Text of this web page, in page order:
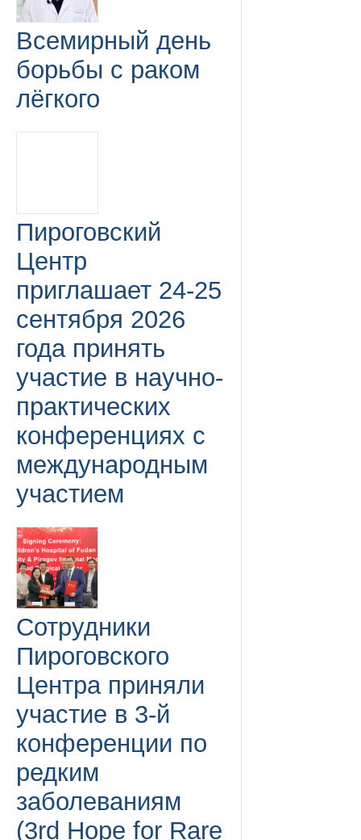
Всемирный день
борьбы с раком
лёгкого
Пироговский
Центр
приглашает 24-25
сентября 2026
года принять
участие в научно-
практических
конференциях с
международным
участием
Сотрудники
Пироговского
Центра приняли
участие в 3-й
конференции по
редким
заболеваниям
(3rd Hope for Rare